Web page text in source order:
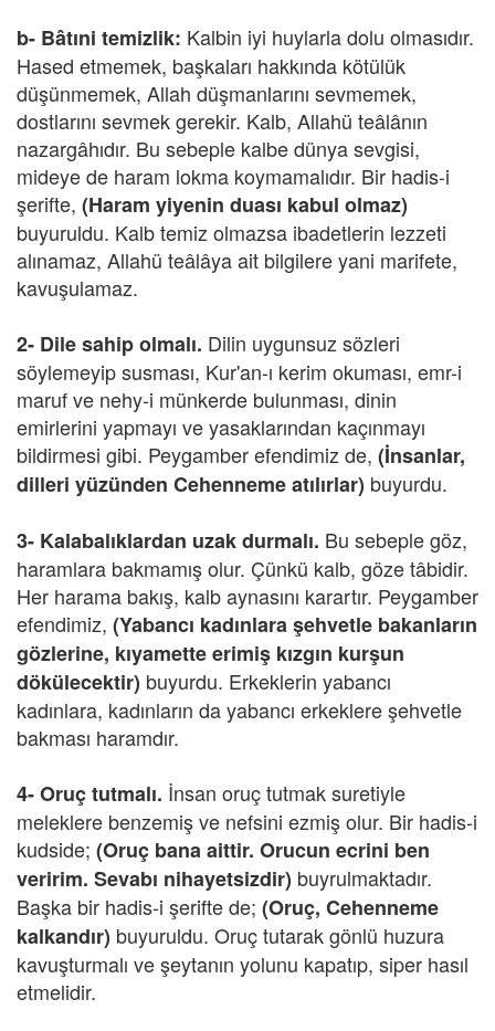
b- Bâtıni temizlik: Kalbin iyi huylarla dolu olmasıdır.
Hased etmemek, başkaları hakkında kötülük
düşünmemek, Allah düşmanlarını sevmemek,
dostlarını sevmek gerekir. Kalb, Allahü teâlânın
nazargâhıdır. Bu sebeple kalbe dünya sevgisi,
mideye de haram lokma koymamalıdır. Bir hadis-i
şerifte, (Haram yiyenin duası kabul olmaz)
buyuruldu. Kalb temiz olmazsa ibadetlerin lezzeti
alınamaz, Allahü teâlâya ait bilgilere yani marifete,
kavuşulamaz.
2- Dile sahip olmalı. Dilin uygunsuz sözleri
söylemeyip susması, Kur'an-ı kerim okuması, emr-i
maruf ve nehy-i münkerde bulunması, dinin
emirlerini yapmayı ve yasaklarından kaçınmayı
bildirmesi gibi. Peygamber efendimiz de, (İnsanlar,
dilleri yüzünden Cehenneme atılırlar) buyurdu.
3- Kalabalıklardan uzak durmalı. Bu sebeple göz,
haramlara bakmamış olur. Çünkü kalb, göze tâbidir.
Her harama bakış, kalb aynasını karartır. Peygamber
efendimiz, (Yabancı kadınlara şehvetle bakanların
gözlerine, kıyamette erimiş kızgın kurşun
dökülecektir) buyurdu. Erkeklerin yabancı
kadınlara, kadınların da yabancı erkeklere şehvetle
bakması haramdır.
4- Oruç tutmalı. İnsan oruç tutmak suretiyle
meleklere benzemiş ve nefsini ezmiş olur. Bir hadis-i
kudside; (Oruç bana aittir. Orucun ecrini ben
veririm. Sevabı nihayetsizdir) buyrulmaktadır.
Başka bir hadis-i şerifte de; (Oruç, Cehenneme
kalkandır) buyuruldu. Oruç tutarak gönlü huzura
kavuşturmalı ve şeytanın yolunu kapatıp, siper hasıl
etmelidir.